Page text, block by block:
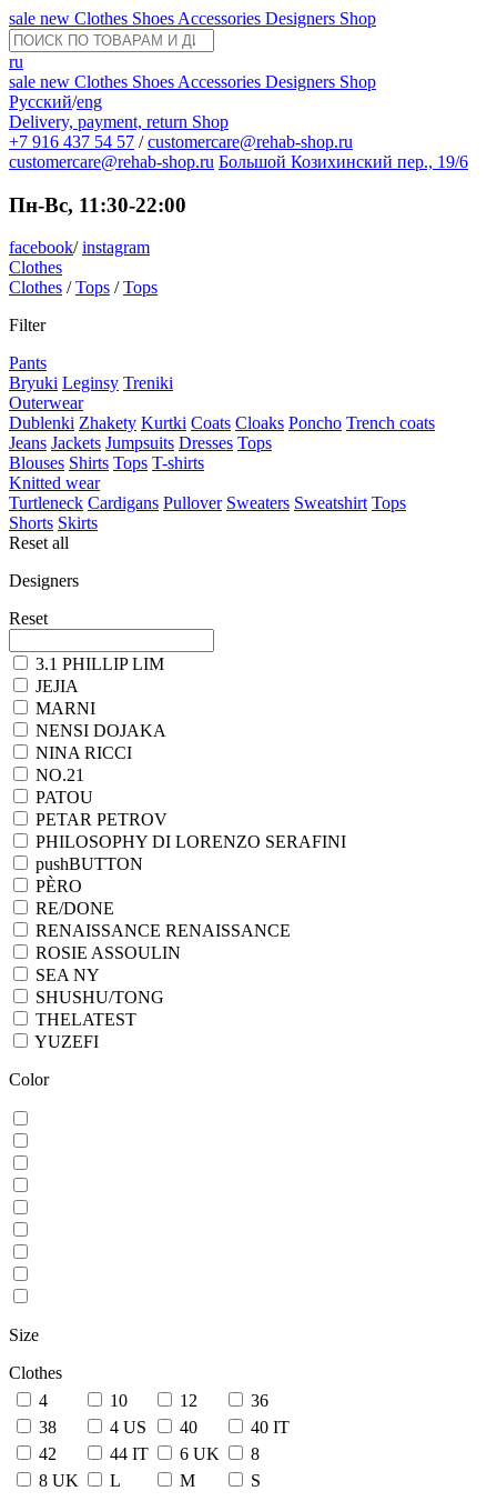
sale new Clothes Shoes Accessories Designers Shop
ru
sale new Clothes Shoes Accessories Designers Shop
Русский/eng
Delivery, payment, return Shop
+7 916 437 54 57 / customercare@rehab-shop.ru
customercare@rehab-shop.ru Большой Козихинский пер., 19/6
Пн-Вс, 11:30-22:00
facebook/instagram
Clothes
Clothes / Tops / Tops
Filter
Pants
Bryuki Leginsy Treniki
Outerwear
Dublenki Zhakety Kurtki Coats Cloaks Poncho Trench coats
Jeans Jackets Jumpsuits Dresses Tops
Blouses Shirts Tops T-shirts
Knitted wear
Turtleneck Cardigans Pullover Sweaters Sweatshirt Tops
Shorts Skirts
Reset all
Designers
Reset
3.1 PHILLIP LIM
JEJIA
MARNI
NENSI DOJAKA
NINA RICCI
NO.21
PATOU
PETAR PETROV
PHILOSOPHY DI LORENZO SERAFINI
pushBUTTON
PÈRO
RE/DONE
RENAISSANCE RENAISSANCE
ROSIE ASSOULIN
SEA NY
SHUSHU/TONG
THELATEST
YUZEFI
Color
Size
Clothes
4
10 12
36
38
4 US 40
40 IT
42
44 IT 6 UK
8
8 UK
L M S